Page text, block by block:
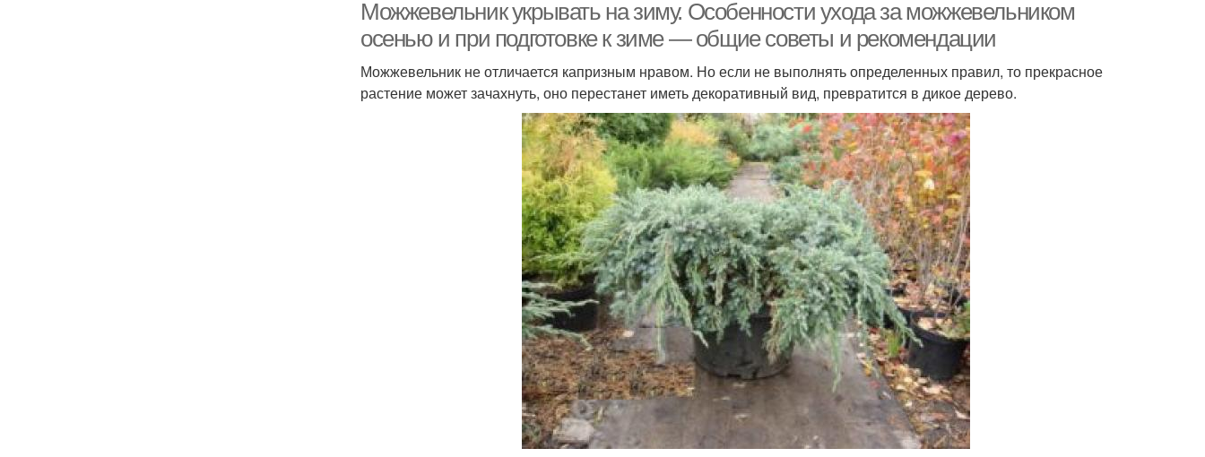
Можжевельник укрывать на зиму. Особенности ухода за можжевельником
осенью и при подготовке к зиме — общие советы и рекомендации
Можжевельник не отличается капризным нравом. Но если не выполнять определенных правил, то прекрасное
растение может зачахнуть, оно перестанет иметь декоративный вид, превратится в дикое дерево.